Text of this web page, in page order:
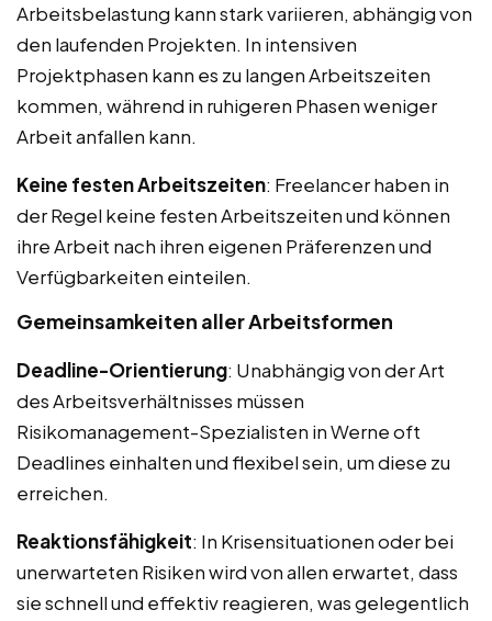
Arbeitsbelastung kann stark variieren, abhängig von
den laufenden Projekten. In intensiven
Projektphasen kann es zu langen Arbeitszeiten
kommen, während in ruhigeren Phasen weniger
Arbeit anfallen kann.
Keine festen Arbeitszeiten: Freelancer haben in
der Regel keine festen Arbeitszeiten und können
ihre Arbeit nach ihren eigenen Präferenzen und
Verfügbarkeiten einteilen.
Gemeinsamkeiten aller Arbeitsformen
Deadline-Orientierung: Unabhängig von der Art
des Arbeitsverhältnisses müssen
Risikomanagement-Spezialisten in Werne oft
Deadlines einhalten und flexibel sein, um diese zu
erreichen.
Reaktionsfähigkeit: In Krisensituationen oder bei
unerwarteten Risiken wird von allen erwartet, dass
sie schnell und effektiv reagieren, was gelegentlich